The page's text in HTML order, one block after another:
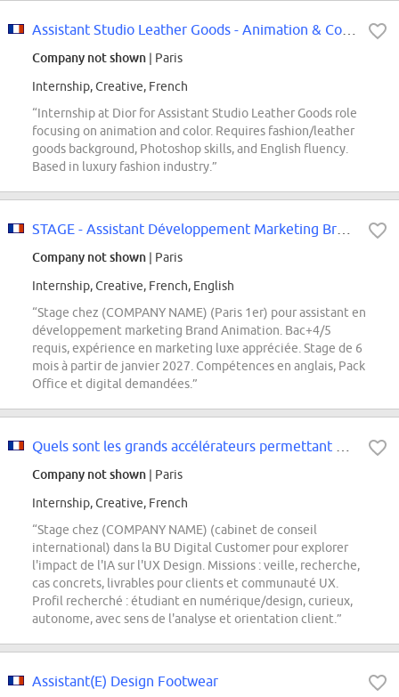
Company not shown | Paris
Internship, Creative, French
“Internship at Dior for Assistant Studio Leather Goods role
focusing on animation and color. Requires fashion/leather
goods background, Photoshop skills, and English fluency.
Based in luxury fashion industry.”
Company not shown | Paris
Internship, Creative, French, English
“Stage chez (COMPANY NAME) (Paris 1er) pour assistant en
développement marketing Brand Animation. Bac+4/5
requis, expérience en marketing luxe appréciée. Stage de 6
mois à partir de janvier 2027. Compétences en anglais, Pack
Office et digital demandées.”
Company not shown | Paris
Internship, Creative, French
“Stage chez (COMPANY NAME) (cabinet de conseil
international) dans la BU Digital Customer pour explorer
l'impact de l'IA sur l'UX Design. Missions : veille, recherche,
cas concrets, livrables pour clients et communauté UX.
Profil recherché : étudiant en numérique/design, curieux,
autonome, avec sens de l'analyse et orientation client.”
Assistant(E) Design Footwear